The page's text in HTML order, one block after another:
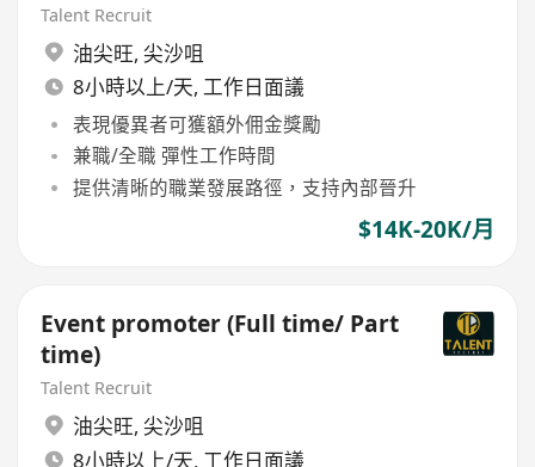
Talent Recruit
油尖旺, 尖沙咀
8小時以上/天, 工作日面議
表現優異者可獲額外佣金獎勵
兼職/全職 彈性工作時間
提供清晰的職業發展路徑，支持內部晉升
$14K-20K/月
Event promoter (Full time/ Part
time)
Talent Recruit
油尖旺, 尖沙咀
8小時以上/天, 工作日面議